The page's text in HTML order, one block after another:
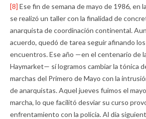
[8] Ese fin de semana de mayo de 1986, en
se realizó un taller con la finalidad de
anarquista de coordinación continental.
acuerdo, quedó de tarea seguir afinando
encuentros. Ese año —en el centenario de
Haymarket— sí logramos cambiar la tónica
marchas del Primero de Mayo con la
de anarquistas. Aquel jueves fuimos el
marcha, lo que facilitó desviar su curso
enfrentamiento con la policía. Al día